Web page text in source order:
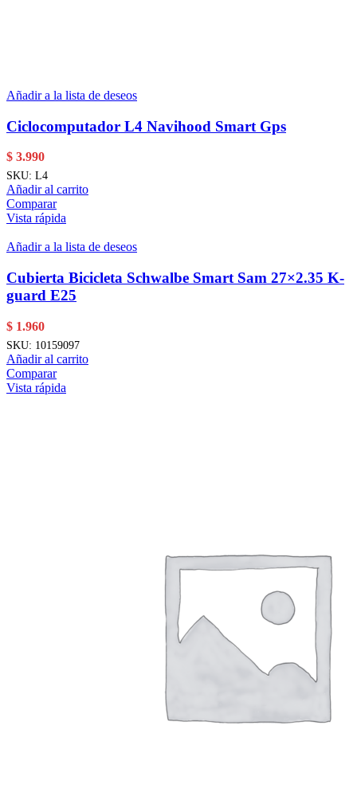
Añadir a la lista de deseos
Ciclocomputador L4 Navihood Smart Gps
$ 3.990
SKU: L4
Añadir al carrito
Comparar
Vista rápida
Añadir a la lista de deseos
Cubierta Bicicleta Schwalbe Smart Sam 27×2.35 K-
guard E25
$ 1.960
SKU: 10159097
Añadir al carrito
Comparar
Vista rápida